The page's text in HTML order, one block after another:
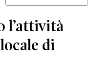
l’attività
di